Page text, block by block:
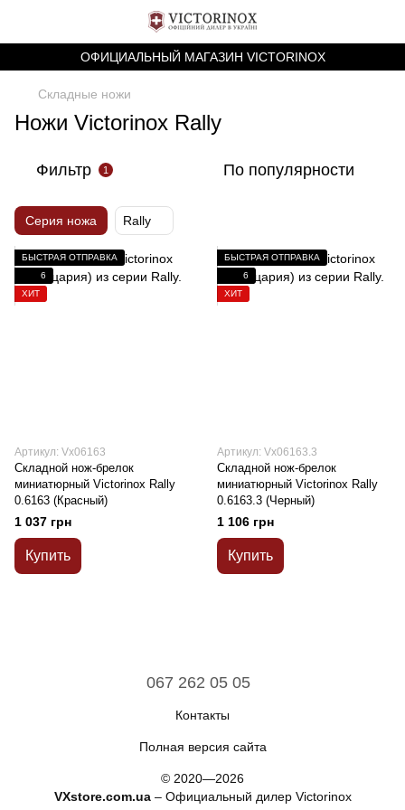
ОФИЦИАЛЬНЫЙ МАГАЗИН VICTORINOX
Складные ножи
Ножи Victorinox Rally
Фильтр 1 По популярности
Серия ножа Rally
БЫСТРАЯ ОТПРАВКА
6
ХИТ
Артикул: Vx06163
Складной нож-брелок
миниатюрный Victorinox Rally
0.6163 (Красный)
1 037 грн
Купить
БЫСТРАЯ ОТПРАВКА
6
ХИТ
Артикул: Vx06163.3
Складной нож-брелок
миниатюрный Victorinox Rally
0.6163.3 (Черный)
1 106 грн
Купить
067 262 05 05
Контакты
Полная версия сайта
© 2020—2026
VXstore.com.ua– Официальный дилер Victorinox